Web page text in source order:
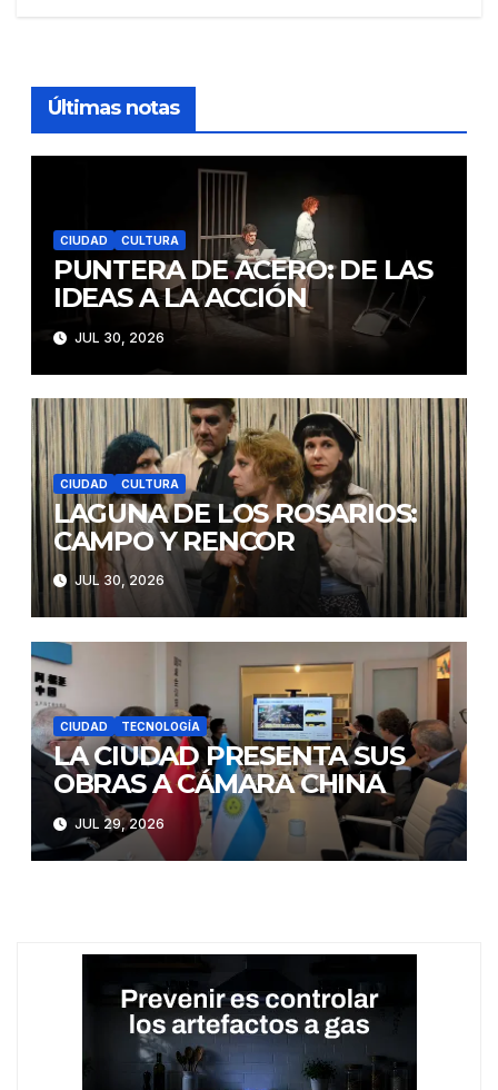
Últimas notas
CIUDAD CULTURA
PUNTERA DE ACERO: DE LAS
IDEAS A LA ACCIÓN
JUL 30, 2026
CIUDAD CULTURA
LAGUNA DE LOS ROSARIOS:
CAMPO Y RENCOR
JUL 30, 2026
CIUDAD TECNOLOGÍA
LA CIUDAD PRESENTA SUS
OBRAS A CÁMARA CHINA
JUL 29, 2026